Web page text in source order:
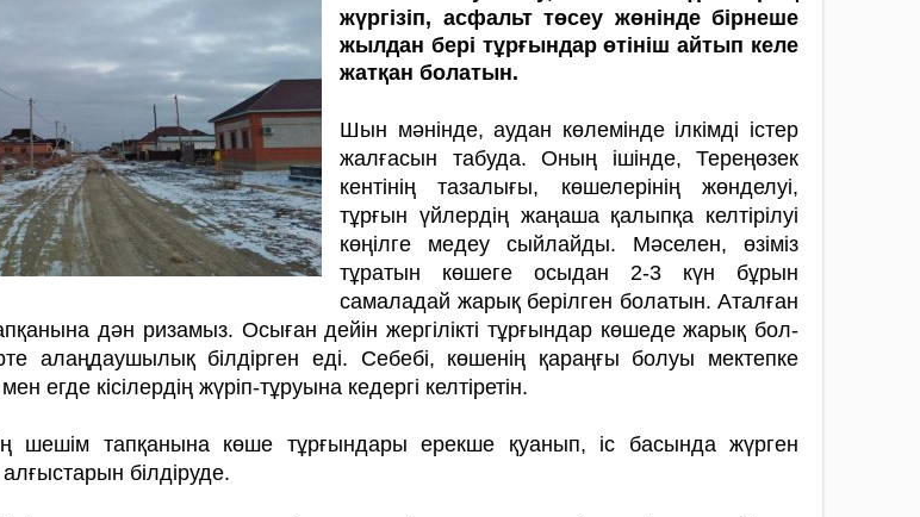
жүргізіп, асфальт төсеу жөнінде бірнеше
жылдан бері тұрғындар өтініш айтып келе
жатқан ­болатын.
Шын мәнінде, аудан кө­лемінде ілкімді істер
жалғасын табуда. Оның ішінде, Терең­өзек
кентінің тазалығы, көше­лерінің жөнделуі,
тұрғын үй­­­лердің жаңаша қалыпқа кел­­ті­рі­луі
көңілге медеу сыйлайды. Мәселен, өзіміз
тұратын кө­шеге осыдан 2-3 күн бұрын
самаладай жарық берілген болатын. Аталған
дән ризамыз. Осыған дейін жергілікті тұр­ғындар көшеде жарық бол­
алаң­даушылық білдірген еді. Себебі, көшенің қараңғы болуы мектепке
егде кісілердің жүріп-тұруына ке­дергі келтіретін.
шешім тапқанына көше тұрғындары ерекше қуанып, іс басында жүр­ген
білдіруде.